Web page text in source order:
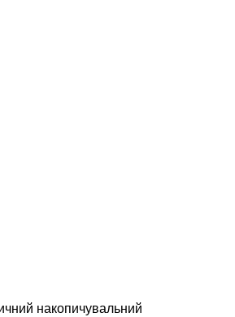
накопичувальний